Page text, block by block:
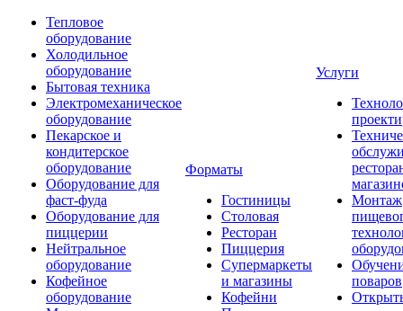
Тепловое
оборудование
Холодильное
оборудование
Бытовая техника
Электромеханическое
оборудование
Пекарское и
кондитерское
оборудование
Оборудование для
фаст-фуда
Оборудование для
пиццерии
Нейтральное
оборудование
Кофейное
оборудование
Форматы
Гостиницы
Столовая
Ресторан
Пиццерия
Супермаркеты
и магазины
Кофейни
Услуги
Монтаж
поваров